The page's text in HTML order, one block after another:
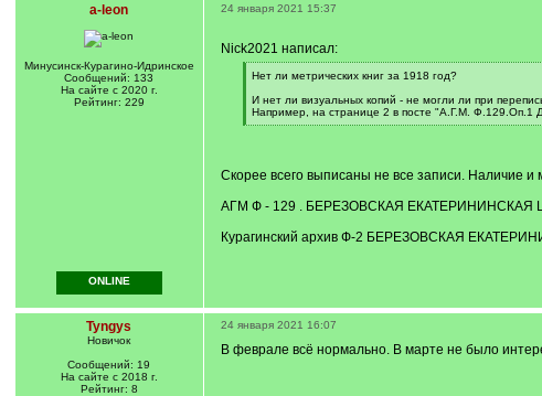
a-leon
Минусинск-Курагино-Идринское
Сообщений: 133
На сайте с 2020 г.
Рейтинг: 229
24 января 2021 15:37
Nick2021 написал:
[
]
Нет ли метрических книг за 1918 год?
И нет ли визуальных копий - не могли ли при
Например, на странице 2 в посте "А.Г.М. Ф.129.Оп.1
[
Скорее всего выписаны не все записи. Наличие
АГМ Ф - 129 . БЕРЕЗОВСКАЯ ЕКАТЕРИНИНСКАЯ
Курагинский архив Ф-2 БЕРЕЗОВСКАЯ
ONLINE
Tyngys
Новичок
Сообщений: 19
На сайте с 2018 г.
Рейтинг: 8
24 января 2021 16:07
В феврале всё нормально. В марте не было